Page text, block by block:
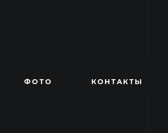
ФОТО КОНТАКТЫ